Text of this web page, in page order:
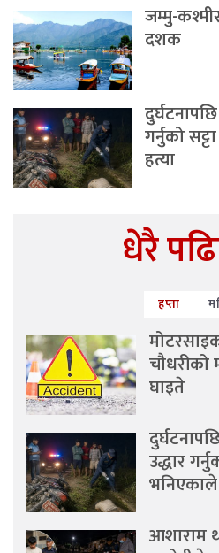
जम्मु-
दशक
गर्नुको
हत्या
धेरै
हप्ता
चौधरीको
घाइते
उद्धार
आशाराम